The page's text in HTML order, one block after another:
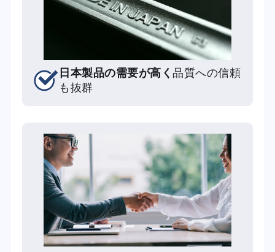
日本製品の需要が高く 品質への信頼
も抜群